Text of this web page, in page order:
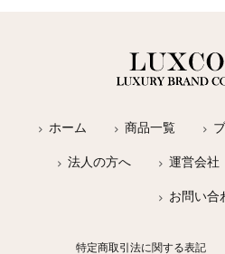
ホーム 商品一覧
法人の方へ 運営会社
お問い合
特定商取引法に関する表記